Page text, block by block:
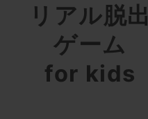
リアル脱出
ゲーム
for kids